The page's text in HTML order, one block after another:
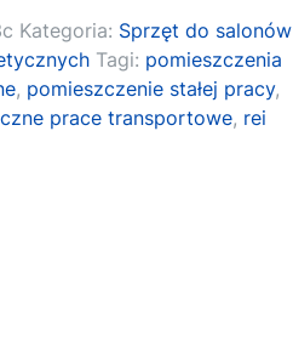
Kategoria: Sprzęt do salonów
Tagi: pomieszczenia
, pomieszczenie stałej pracy,
prace transportowe, rei